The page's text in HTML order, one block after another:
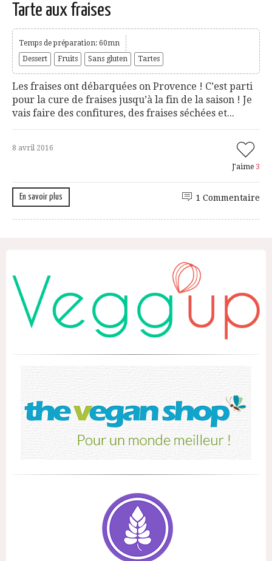
Tarte aux fraises
Temps de préparation: 60mn
Dessert
Fruits Sans gluten Tartes
Les fraises ont débarquées on Provence ! C’est parti
pour la cure de fraises jusqu’à la fin de la saison ! Je
vais faire des confitures, des fraises séchées et...
8 avril 2016
J'aime 3
En savoir plus 1 Commentaire